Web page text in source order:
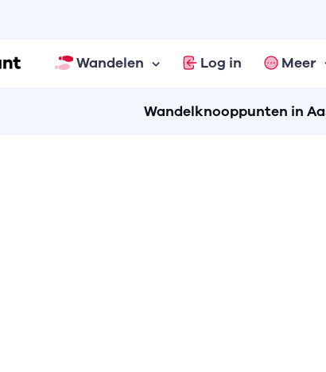
Wandelen Log in Meer
Wandelknooppunten in